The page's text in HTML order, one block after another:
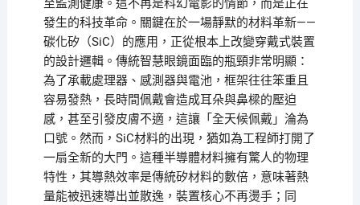
至監測健康。這不再是科幻電影的情節，而是正在
發生的科技革命。關鍵在於一場靜默的材料革新——
碳化矽（SiC）的應用，正從根本上改變穿戴式裝置
的設計邏輯。傳統智慧眼鏡面臨的瓶頸非常明顯：
為了承載處理器、感測器與電池，框架往往笨重且
容易發熱，長時間佩戴會造成耳朵與鼻樑的壓迫
感，甚至引發皮膚不適，這讓「全天候佩戴」淪為
口號。然而，SiC材料的出現，猶如為工程師打開了
一扇全新的大門。這種半導體材料擁有驚人的物理
特性，其導熱效率是傳統矽材料的數倍，意味著熱
量能被迅速導出並散逸，裝置核心不再燙手；同